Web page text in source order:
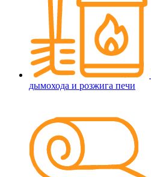
дымохода и розжига печи